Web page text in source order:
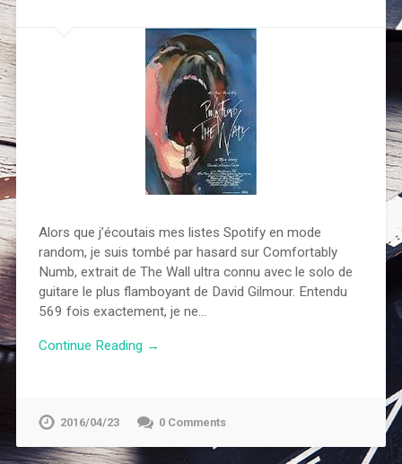
Alors que j’écoutais mes listes Spotify en mode
random, je suis tombé par hasard sur Comfortably
Numb, extrait de The Wall ultra connu avec le solo de
guitare le plus flamboyant de David Gilmour. Entendu
569 fois exactement, je ne…
Continue Reading →
2016/04/23 0 Comments